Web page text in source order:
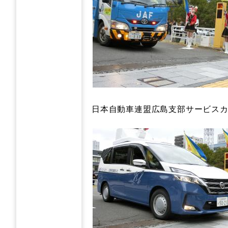
日本自動車連盟広島支部サービス